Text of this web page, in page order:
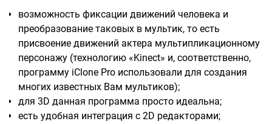
возможность фиксации движений человека и
преобразование таковых в мультик, то есть
присвоение движений актера мультипликационному
персонажу (технологию «Kinect» и, соответственно,
программу iClone Pro использовали для создания
многих известных Вам мультиков);
для 3D данная программа просто идеальна;
есть удобная интеграция с 2D редакторами;